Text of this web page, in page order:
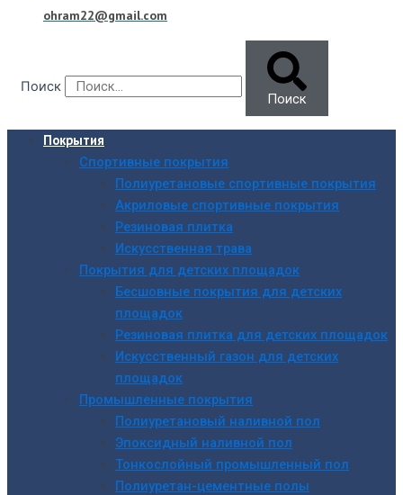
ohram22@gmail.com
Поиск
Поиск
Покрытия
Спортивные покрытия
Полиуретановые спортивные покрытия
Акриловые спортивные покрытия
Резиновая плитка
Искусственная трава
Покрытия для детских площадок
Бесшовные покрытия для детских
площадок
Резиновая плитка для детских площадок
Искусственный газон для детских
площадок
Промышленные покрытия
Полиуретановый наливной пол
Эпоксидный наливной пол
Тонкослойный промышленный пол
Полиуретан-цементные полы